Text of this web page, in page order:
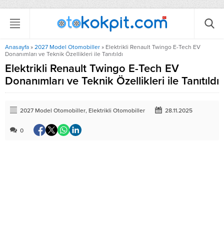
Anasayfa » 2027 Model Otomobiller » Elektrikli Renault Twingo E-Tech EV
Donanımları ve Teknik Özellikleri ile Tanıtıldı
Elektrikli Renault Twingo E-Tech EV
Donanımları ve Teknik Özellikleri ile Tanıtıldı
2027 Model Otomobiller, Elektrikli Otomobiller 28.11.2025
0